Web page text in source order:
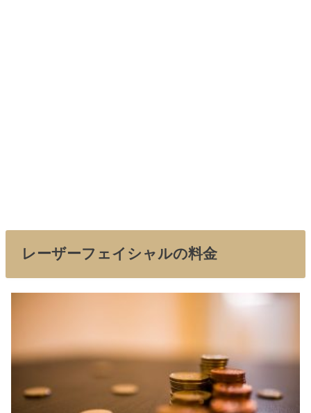
レーザーフェイシャルの料金